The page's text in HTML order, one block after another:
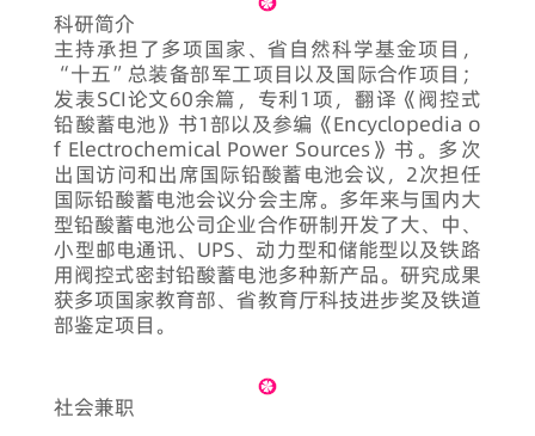
科研简介
主持承担了多项国家、省自然科学基金项目，
“十五”总装备部军工项目以及国际合作项目；
发表SCI论文60余篇，专利1项，翻译《阀控式
铅酸蓄电池》书1部以及参编《Encyclopedia o
f Electrochemical Power Sources》书。多次
出国访问和出席国际铅酸蓄电池会议，2次担任
国际铅酸蓄电池会议分会主席。多年来与国内大
型铅酸蓄电池公司企业合作研制开发了大、中、
小型邮电通讯、UPS、动力型和储能型以及铁路
用阀控式密封铅酸蓄电池多种新产品。研究成果
获多项国家教育部、省教育厅科技进步奖及铁道
部鉴定项目。
社会兼职